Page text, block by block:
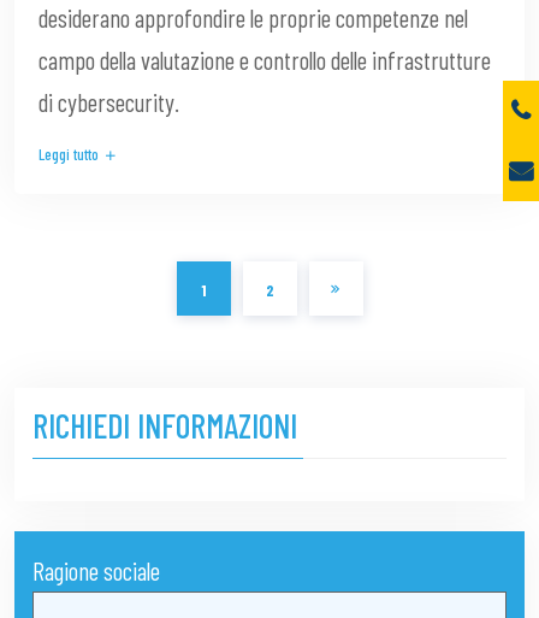
desiderano approfondire le proprie competenze nel
campo della valutazione e controllo delle infrastrutture
di cybersecurity.
Leggi tutto
1 2
RICHIEDI INFORMAZIONI
Ragione sociale